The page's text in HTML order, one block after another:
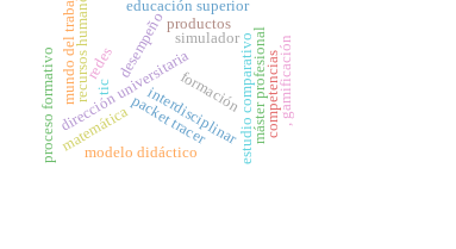
desempeño
educación superior
formación
dirección universitaria estudio comparativo
recursos humanos simulador
packet tracer
redes
tic
mundo del trabajo
proceso formativomatemática
modelo didáctico
interdisciplinar máster profesional
productos
competencias, gamificación